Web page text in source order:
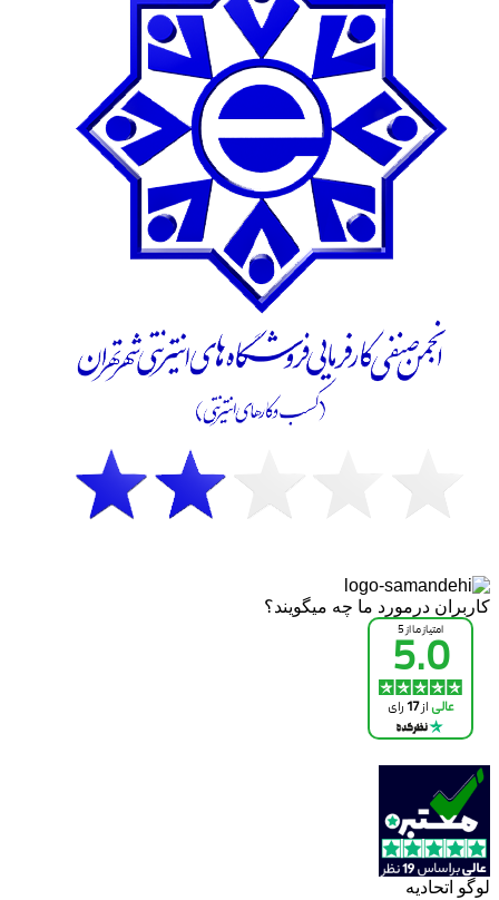
کاربران درمورد ما چه میگویند؟
لوگو اتحادیه